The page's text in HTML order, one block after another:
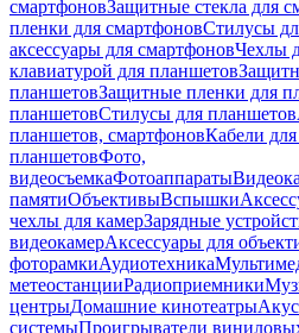
смартфоновЗащитные стекла для
пленки для смартфоновСтилусы
аксессуары для смартфоновЧехлы
клавиатурой для планшетов
планшетовЗащитные пленки для
планшетовСтилусы для планшетов
планшетов, смартфоновКабели
планшетовФото,
видеосъемкаФотоаппараты
памятиОбъективыВспышки
чехлы для камерЗарядные
видеокамерАксессуары для
фоторамкиАудиотехника
метеостанцииРадиоприемники
центрыДомашние кинотеатры
системыПроигрыватели